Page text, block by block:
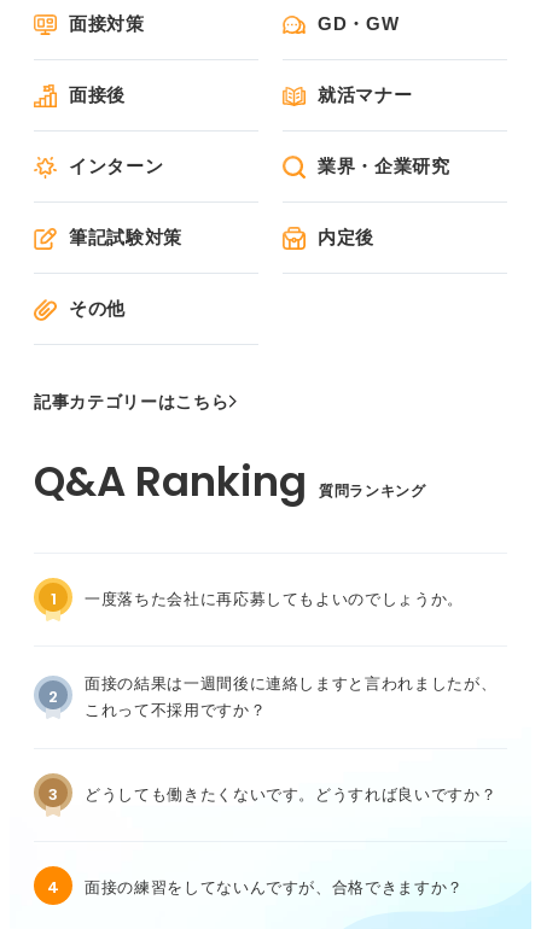
面接対策 GD・GW
面接後 就活マナー
インターン 業界・企業研究
筆記試験対策 内定後
その他
記事カテゴリーはこちら
質問ランキング
1 一度落ちた会社に再応募してもよいのでしょうか。
2
面接の結果は一週間後に連絡しますと言われましたが、
これって不採用ですか？
3 どうしても働きたくないです。どうすれば良いですか？
4 面接の練習をしてないんですが、合格できますか？